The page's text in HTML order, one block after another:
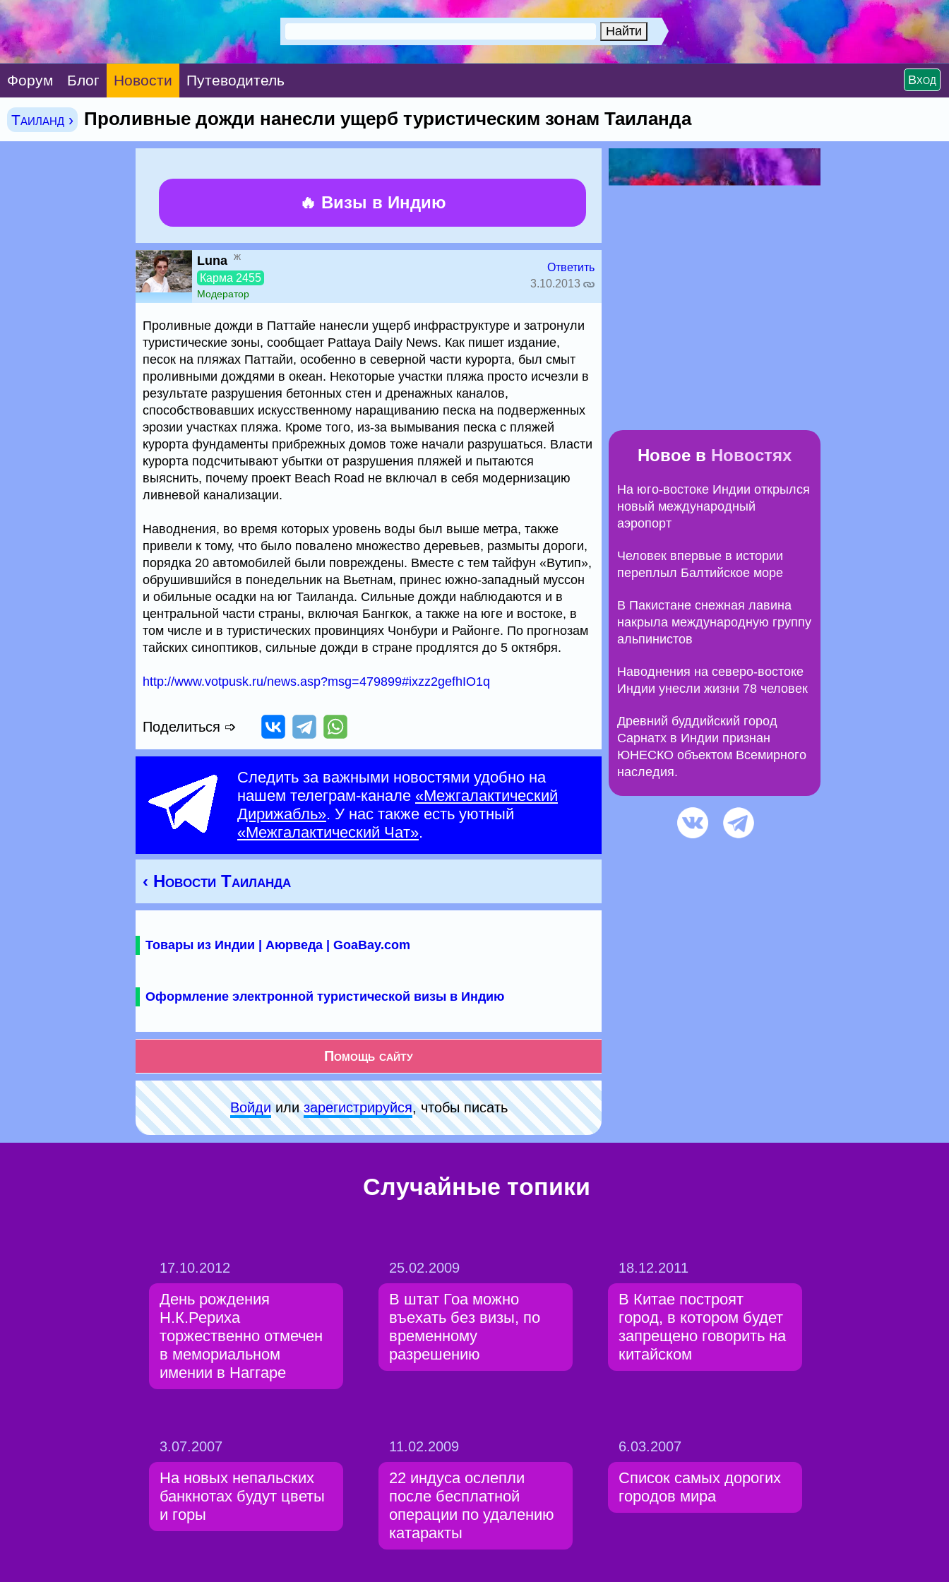
Форум Блог Новости Путеводитель Вход
Таиланд › Проливные дожди нанесли ущерб туристическим зонам Таиланда
🔥 Визы в Индию
Luna ж
Карма 2455
Модератор
Ответить
3.10.2013
Проливные дожди в Паттайе нанесли ущерб инфраструктуре и затронули
туристические зоны, сообщает Pattaya Daily News. Как пишет издание,
песок на пляжах Паттайи, особенно в северной части курорта, был смыт
проливными дождями в океан. Некоторые участки пляжа просто исчезли в
результате разрушения бетонных стен и дренажных каналов,
способствовавших искусственному наращиванию песка на подверженных
эрозии участках пляжа. Кроме того, из-за вымывания песка с пляжей
курорта фундаменты прибрежных домов тоже начали разрушаться. Власти
курорта подсчитывают убытки от разрушения пляжей и пытаются
выяснить, почему проект Beach Road не включал в себя модернизацию
ливневой канализации.
Наводнения, во время которых уровень воды был выше метра, также
привели к тому, что было повалено множество деревьев, размыты дороги,
порядка 20 автомобилей были повреждены. Вместе с тем тайфун «Вутип»,
обрушившийся в понедельник на Вьетнам, принес южно-западный муссон
и обильные осадки на юг Таиланда. Сильные дожди наблюдаются и в
центральной части страны, включая Бангкок, а также на юге и востоке, в
том числе и в туристических провинциях Чонбури и Районге. По прогнозам
тайских синоптиков, сильные дожди в стране продлятся до 5 октября.
http://www.votpusk.ru/news.asp?msg=479899#ixzz2gefhIO1q
Поделиться ➩
Следить за важными новостями удобно на
нашем телеграм-канале «Межгалактический
Дирижабль». У нас также есть уютный
«Межгалактический Чат».
‹ Новости Таиланда
Товары из Индии | Аюрведа | GoaBay.com
Оформление электронной туристической визы в Индию
Помощь сайту
Войдиилизарeгиcтpируйся, чтобы писать
Новое в Новостях
На юго-востоке Индии открылся
новый международный
аэропорт
Человек впервые в истории
переплыл Балтийское море
В Пакистане снежная лавина
накрыла международную группу
альпинистов
Наводнения на северо-востоке
Индии унесли жизни 78 человек
Древний буддийский город
Сарнатх в Индии признан
ЮНЕСКО объектом Всемирного
наследия.
Случайные топики
17.10.2012
День рождения
Н.К.Рериха
торжественно отмечен
в мемориальном
имении в Наггаре
25.02.2009
В штат Гоа можно
въехать без визы, по
временному
разрешению
18.12.2011
В Китае построят
город, в котором будет
запрещено говорить на
китайском
3.07.2007
На новых непальских
банкнотах будут цветы
и горы
11.02.2009
22 индуса ослепли
после бесплатной
операции по удалению
катаракты
6.03.2007
Список самых дорогих
городов мира